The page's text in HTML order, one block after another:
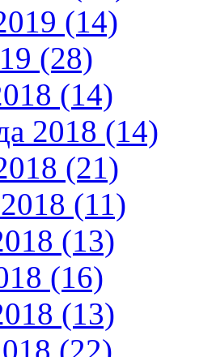
(14)
(28)
(14)
2018 (14)
(21)
(11)
(13)
(16)
(13)
(22)